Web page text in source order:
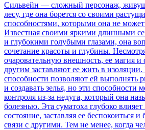
Сильвейн — сложный персонаж,
лесу, где она борется со своими
способностями, которыми она не
Известная своими яркими длинными
и глубокими голубыми глазами, она
сочетание красоты и глубины.
очаровательную внешность, ее магия и
другим заставляют ее жить в
способности позволяют ей выполнять
и создавать зелья, но эти способности
контроля из-за недуга, который она
болезнью. Эта суматоха глубоко
состояние, заставляя ее беспокоиться и
связи с другими. Тем не менее, когда